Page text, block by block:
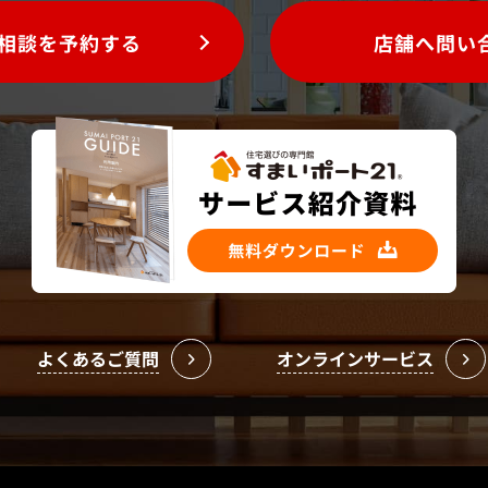
談を予約する 店舗へ問い
よくあるご質問 オンラインサービス